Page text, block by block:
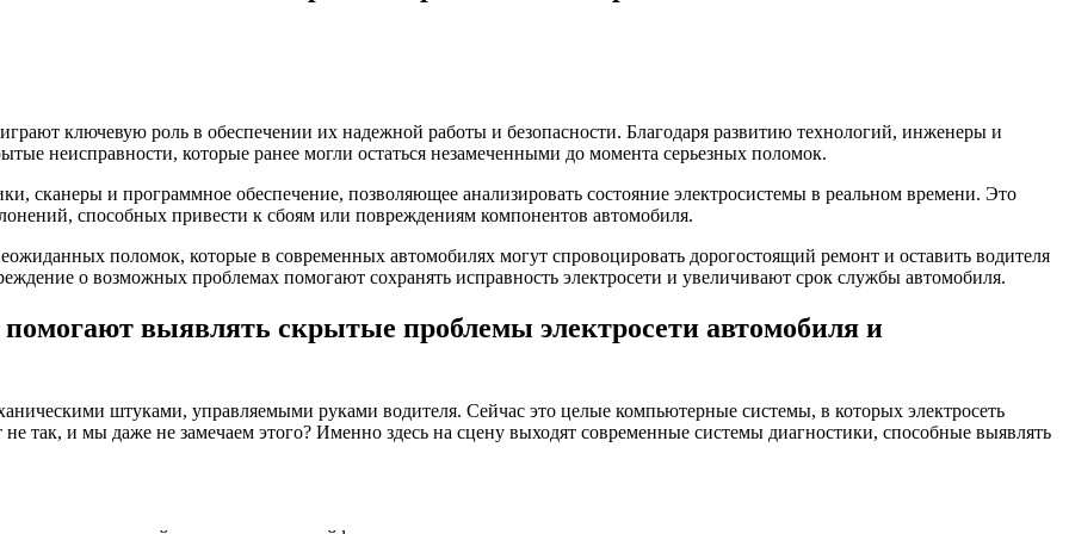
ключевую роль в обеспечении их надежной работы и безопасности. Благодаря развитию технологий, инженеры и
неисправности, которые ранее могли остаться незамеченными до момента серьезных поломок.
сканеры и программное обеспечение, позволяющее анализировать состояние электросистемы в реальном времени. Это
способных привести к сбоям или повреждениям компонентов автомобиля.
поломок, которые в современных автомобилях могут спровоцировать дорогостоящий ремонт и оставить водителя
о возможных проблемах помогают сохранять исправность электросети и увеличивают срок службы автомобиля.
выявлять скрытые проблемы электросети автомобиля и
штуками, управляемыми руками водителя. Сейчас это целые компьютерные системы, в которых электросеть
так, и мы даже не замечаем этого? Именно здесь на сцену выходят современные системы диагностики, способные выявлять